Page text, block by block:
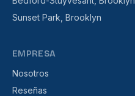
Sunset Park, Brooklyn
EMPRESA
Nosotros
Reseñas